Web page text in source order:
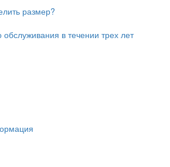
размер?
обслуживания в течении трех лет